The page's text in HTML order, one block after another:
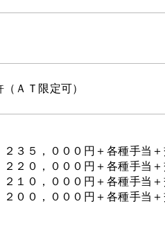
ＡＴ限定可）
５，０００円＋各種手当＋
２２０，０００円＋各種手当
０，０００円＋各種手当＋
０，０００円＋各種手当＋